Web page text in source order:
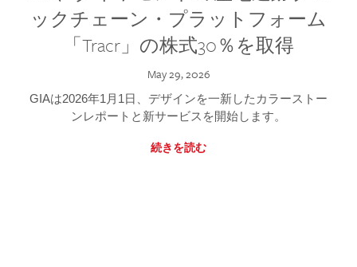
ックチェーン・プラットフォーム
「Tracr」の株式30％を取得
May 29, 2026
GIAは2026年1月1日、デザインを一新したカラーストー
ンレポートと新サービスを開始します。
続きを読む